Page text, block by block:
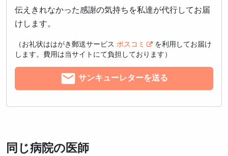
伝えきれなかった感謝の気持ちを私達が代行してお届
けします。
（お礼状ははがき郵送サービス ポスコミ
を利用してお届け
します。費用は当サイトにて負担しております）
サンキューレターを送る
同じ病院の医師